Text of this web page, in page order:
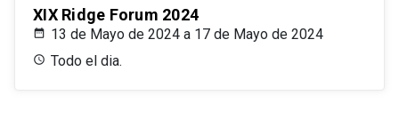
XIX Ridge Forum 2024
13 de Mayo de 2024 a 17 de Mayo de 2024
Todo el dia.